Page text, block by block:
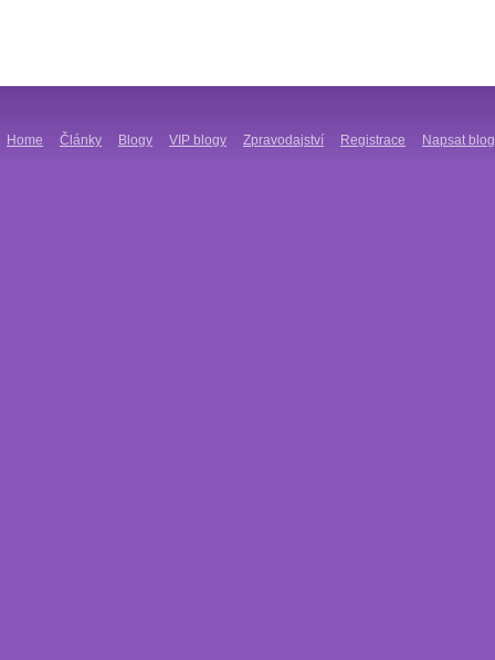
Home Články Blogy VIP blogy Zpravodajství Registrace Napsat blog